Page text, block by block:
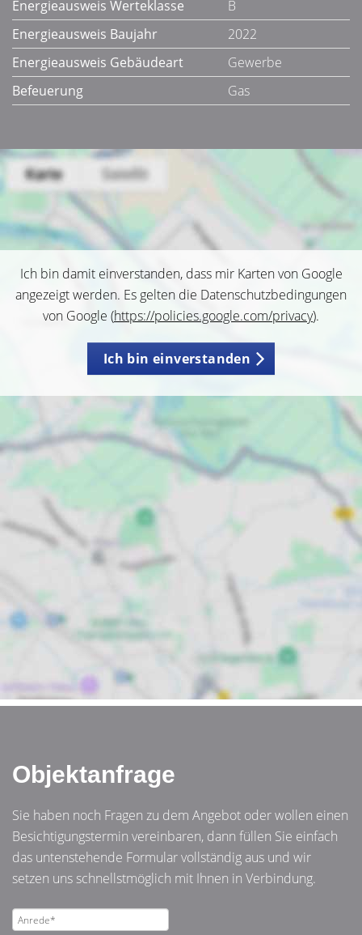
Energieausweis Werteklasse
B
Energieausweis Baujahr
2022
Energieausweis Gebäudeart
Gewerbe
Befeuerung
Gas
Ich bin damit einverstanden, dass mir Karten von Google
angezeigt werden. Es gelten die Datenschutzbedingungen
von Google (https://policies.google.com/privacy).
Ich bin einverstanden
Objektanfrage
Sie haben noch Fragen zu dem Angebot oder wollen einen
Besichtigungstermin vereinbaren, dann füllen Sie einfach
das untenstehende Formular vollständig aus und wir
setzen uns schnellstmöglich mit Ihnen in Verbindung.